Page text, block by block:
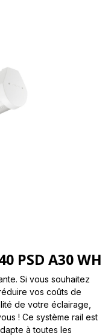
PSD A30 WH
Si vous souhaitez
vos coûts de
de votre éclairage,
! Ce système rail est
à toutes les